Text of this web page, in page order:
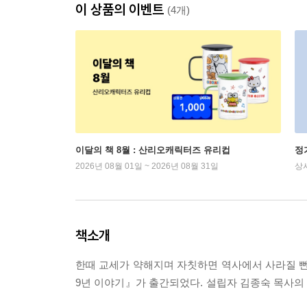
이 상품의 이벤트 (4개)
이달의 책 8월 : 산리오캐릭터즈 유리컵
2026년 08월 01일 ~ 2026년 08월 31일
정
상
책소개
한때 교세가 약해지며 자칫하면 역사에서 사라질
9년 이야기』가 출간되었다. 설립자 김종숙 목사